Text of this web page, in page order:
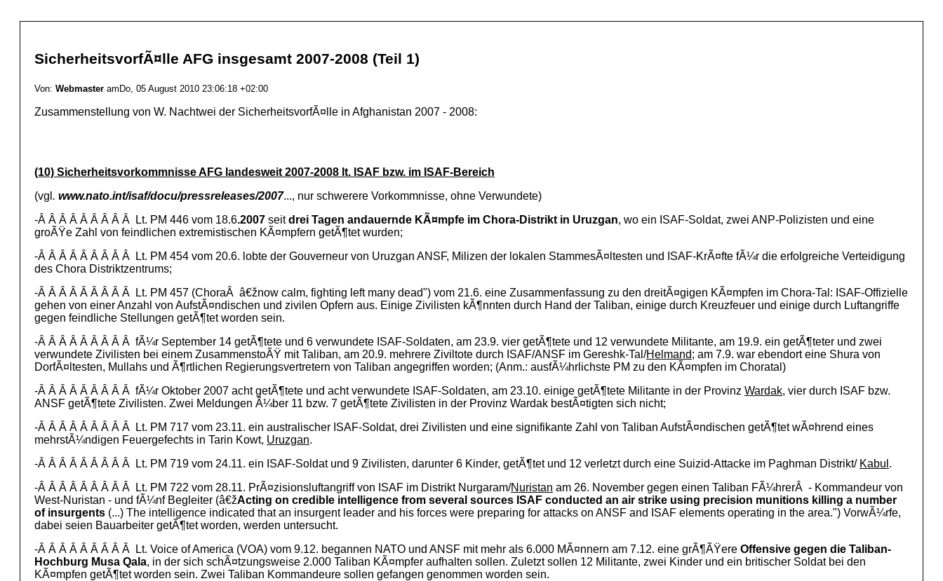
SicherheitsvorfÃ¤lle AFG insgesamt 2007-2008 (Teil 1)
Von: Webmaster amDo, 05 August 2010 23:06:18 +02:00
Zusammenstellung von W. Nachtwei der SicherheitsvorfÃ¤lle in Afghanistan 2007 - 2008:
(10) Sicherheitsvorkommnisse AFG landesweit 2007-2008 lt. ISAF bzw. im ISAF-Bereich
(vgl . www.nato.int/isaf/docu/pressreleases/2007..., nur schwerere Vorkommnisse, ohne Verwundete)
-Â Â Â Â Â Â Â Â Â Lt. PM 446 vom 18.6.2007 seitdrei Tagen andauernde KÃ¤mpfe im Chora-Distrikt in Uruzgan, wo ein ISAF-Soldat, zwei ANP-Polizisten und eine
groÃŸe Zahl von feindlichen extremistischen KÃ¤mpfern getÃ¶tet wurden;
-Â Â Â Â Â Â Â Â Â Lt. PM 454 vom 20.6. lobte der Gouverneur von Uruzgan ANSF, Milizen der lokalen StammesÃ¤ltesten und ISAF-KrÃ¤fte fÃ¼r die erfolgreiche Verteidigung
des Chora Distriktzentrums;
-Â Â Â Â Â Â Â Â Â Lt. PM 457 (ChoraÂ â€žnow calm, fighting left many dead") vom 21.6. eine Zusammenfassung zu den dreitÃ¤gigen KÃ¤mpfen im Chora-Tal: ISAF-Offizielle
gehen von einer Anzahl von AufstÃ¤ndischen und zivilen Opfern aus. Einige Zivilisten kÃ¶nnten durch Hand der Taliban, einige durch Kreuzfeuer und einige durch Luftangriffe
gegen feindliche Stellungen getÃ¶tet worden sein.
-Â Â Â Â Â Â Â Â Â fÃ¼r September 14 getÃ¶tete und 6 verwundete ISAF-Soldaten, am 23.9. vier getÃ¶tete und 12 verwundete Militante, am 19.9. ein getÃ¶teter und zwei
verwundete Zivilisten bei einem ZusammenstoÃŸ mit Taliban, am 20.9. mehrere Ziviltote durch ISAF/ANSF im Gereshk-Tal/Helmand; am 7.9. war ebendort eine Shura von
DorfÃ¤ltesten, Mullahs und Ã¶rtlichen Regierungsvertretern von Taliban angegriffen worden; (Anm.: ausfÃ¼hrlichste PM zu den KÃ¤mpfen im Choratal)
-Â Â Â Â Â Â Â Â Â fÃ¼r Oktober 2007 acht getÃ¶tete und acht verwundete ISAF-Soldaten, am 23.10. einige getÃ¶tete Militante in der Provinz Wardak, vier durch ISAF bzw.
ANSF getÃ¶tete Zivilisten. Zwei Meldungen Ã¼ber 11 bzw. 7 getÃ¶tete Zivilisten in der Provinz Wardak bestÃ¤tigten sich nicht;
-Â Â Â Â Â Â Â Â Â Lt. PM 717 vom 23.11. ein australischer ISAF-Soldat, drei Zivilisten und eine signifikante Zahl von Taliban AufstÃ¤ndischen getÃ¶tet wÃ¤hrend eines
mehrstÃ¼ndigen Feuergefechts in Tarin Kowt, Uruzgan.
-Â Â Â Â Â Â Â Â Â Lt. PM 719 vom 24.11. ein ISAF-Soldat und 9 Zivilisten, darunter 6 Kinder, getÃ¶tet und 12 verletzt durch eine Suizid-Attacke im Paghman Distrikt/ Kabul .
-Â Â Â Â Â Â Â Â Â Lt. PM 722 vom 28.11. PrÃ¤zisionsluftangriff von ISAF im Distrikt Nurgaram/Nuristan am 26. November gegen einen Taliban FÃ¼hrerÂ - Kommandeur von
West-Nuristan - und fÃ¼nf Begleiter (â€žActing on credible intelligence from several sources ISAF conducted an air strike using precision munitions killing a number
of insurgents (...) The intelligence indicated that an insurgent leader and his forces were preparing for attacks on ANSF and ISAF elements operating in the area.") VorwÃ¼rfe,
dabei seien Bauarbeiter getÃ¶tet worden, werden untersucht.
-Â Â Â Â Â Â Â Â Â Lt. Voice of America (VOA) vom 9.12. begannen NATO und ANSF mit mehr als 6.000 MÃ¤nnern am 7.12. eine grÃ¶ÃŸere Offensive gegen die Taliban-
Hochburg Musa Qala, in der sich schÃ¤tzungsweise 2.000 Taliban KÃ¤mpfer aufhalten sollen. Zuletzt sollen 12 Militante, zwei Kinder und ein britischer Soldat bei den
KÃ¤mpfen getÃ¶tet worden sein. Zwei Taliban Kommandeure sollen gefangen genommen worden sein.